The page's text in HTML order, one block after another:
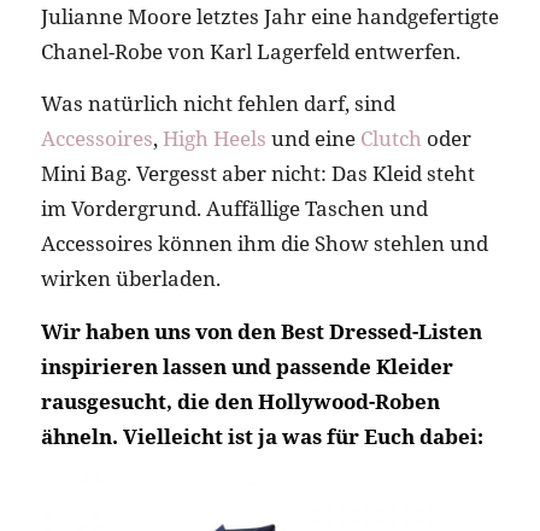
Julianne Moore letztes Jahr eine handgefertigte
Chanel-Robe von Karl Lagerfeld entwerfen.
Was natürlich nicht fehlen darf, sind
Accessoires,High Heels und eine Clutch oder
Mini Bag. Vergesst aber nicht: Das Kleid steht
im Vordergrund. Auffällige Taschen und
Accessoires können ihm die Show stehlen und
wirken überladen.
Wir haben uns von den Best Dressed-Listen
inspirieren lassen und passende Kleider
rausgesucht, die den Hollywood-Roben
ähneln. Vielleicht ist ja was für Euch dabei: